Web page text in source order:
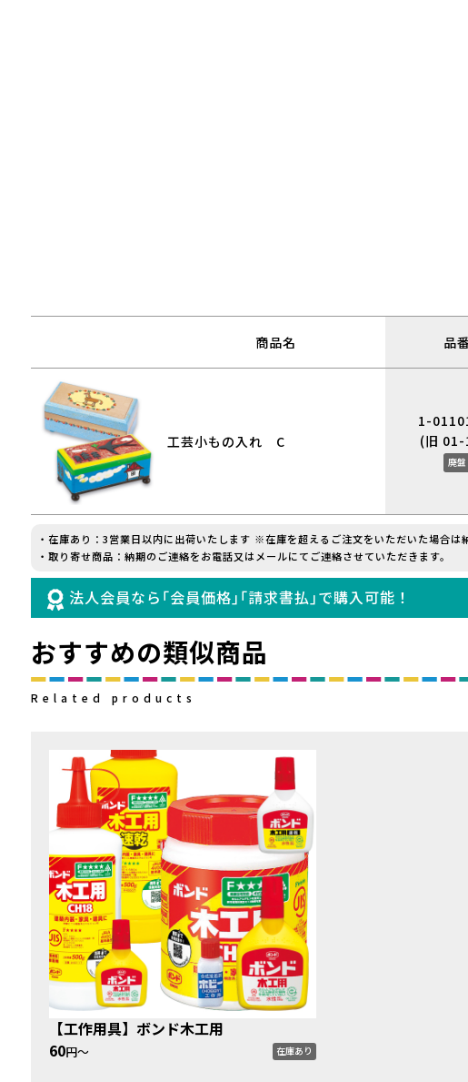
商品名 品番
工芸小もの入れ C
1-
(旧
廃盤
・在庫あり：3営業日以内に出荷いたします ※在庫を超えるご注文をいただいた場合は
・取り寄せ商品：納期のご連絡をお電話又はメールにてご連絡させていただきます。
法人会員なら｢会員価格｣｢請求書払｣で購入可能！
おすすめの類似商品
Related products
【工作用具】ボンド木工用
60円〜 在庫あり